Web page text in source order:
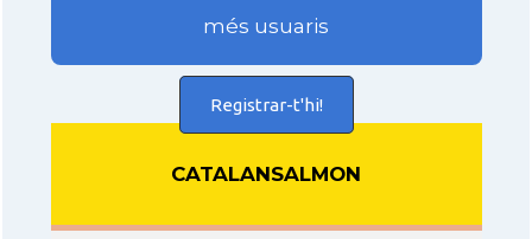
més usuaris
Registrar-t'hi!
CATALANSALMON